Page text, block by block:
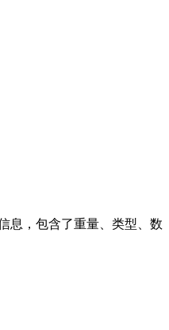
息，包含了重量、类型、数